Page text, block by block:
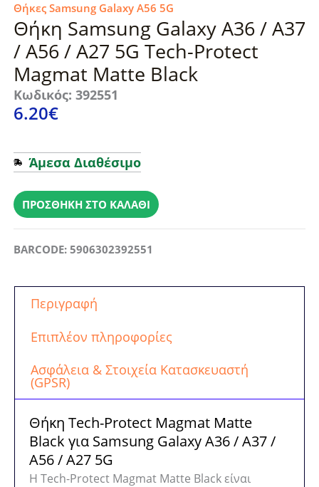
Θήκες Samsung Galaxy A56 5G
Θήκη Samsung Galaxy A36 / A37
/ A56 / A27 5G Tech-Protect
Magmat Matte Black
Κωδικός: 392551
6.20€
Άμεσα Διαθέσιμο
Samsung
Galaxy
/
A56
Tech-
Protect
Magmat
Matte
Black
ποσότητα
ΠΡΟΣΘΉΚΗ ΣΤΟ ΚΑΛΆΘΙ
BARCODE: 5906302392551
Περιγραφή
Επιπλέον πληροφορίες
Ασφάλεια & Στοιχεία Κατασκευαστή
(GPSR)
Θήκη Tech-Protect Magmat Matte
Black για Samsung Galaxy A36 / A37 /
A56 / A27 5G
Η Tech-Protect Magmat Matte Black είναι